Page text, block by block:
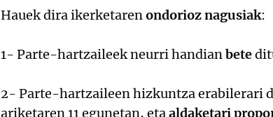
Hauek dira ikerketarenondorioz nagusiak:
1- Parte-hartzaileek neurri handianbete
2- Parte-hartzaileen hizkuntza erabilerari
ariketaren 11 egunetan, etaaldaketari